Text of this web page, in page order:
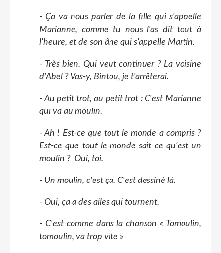
- Ça va nous parler de la fille qui s'appelle
Marianne, comme tu nous l'as dit tout à
l'heure, et de son âne qui s'appelle Martin.
- Très bien. Qui veut continuer ? La voisine
d'Abel ? Vas-y, Bintou, je t'arrêterai.
- Au petit trot, au petit trot : C'est Marianne
qui va au moulin.
- Ah ! Est-ce que tout le monde a compris ?
Est-ce que tout le monde sait ce qu'est un
moulin ? Oui, toi.
- Un moulin, c'est ça. C'est dessiné là.
- Oui, ça a des ailes qui tournent.
- C'est comme dans la chanson « Tomoulin,
tomoulin, va trop vite »